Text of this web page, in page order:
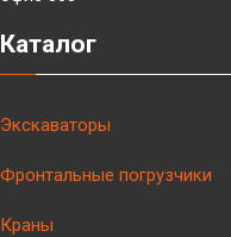
Каталог
Экскаваторы
Фронтальные погрузчики
Краны